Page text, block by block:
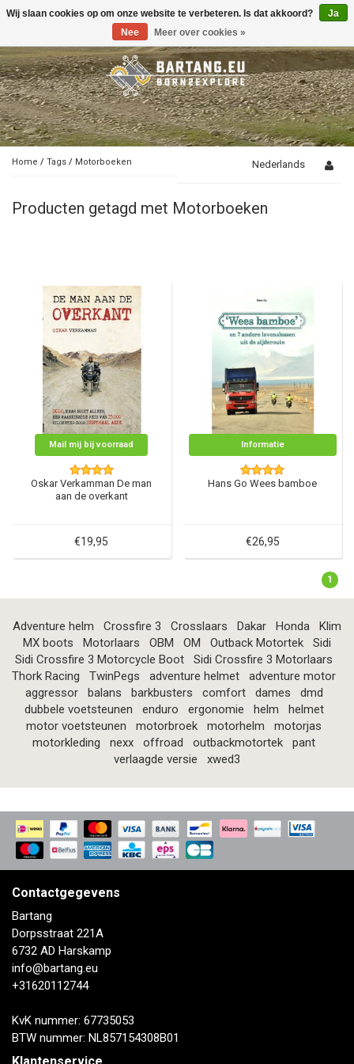
Toggle
Home / Tags / Motorboeken Nederlands
Producten getagd met Motorboeken
Mail mij bij voorraad
Oskar Verkamman De man
aan de overkant
€19,95
Informatie
Hans Go Wees bamboe
€26,95
1
Adventure helm Crossfire 3 Crosslaars Dakar Honda
Klim
MX boots
Motorlaars OBM OM Outback Motortek
Sidi
Sidi Crossfire 3 Motorcycle Boot
Sidi Crossfire 3 Motorlaars
Thork Racing
TwinPegs adventure helmet
adventure motor
aggressor
balans barkbusters comfort dames
dmd
dubbele voetsteunen
enduro ergonomie helm
helmet
motor voetsteunen
motorbroek motorhelm
motorjas
motorkleding
nexx offroad outbackmotortek
pant
verlaagde versie
xwed3
Contactgegevens
Bartang
Dorpsstraat 221A
6732 AD Harskamp
info@bartang.eu
+31620112744
KvK nummer: 67735053
BTW nummer: NL857154308B01
Wij slaan cookies op om onze website te verbeteren. Is dat akkoord?
Ja
Nee
Meer over cookies »